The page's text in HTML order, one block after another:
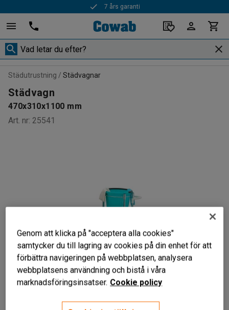
7 års garanti
Städutrustning Städvagnar
Städvagn
470x310x1100 mm
Art. nr: 25541
Genom att klicka på "acceptera alla cookies"
samtycker du till lagring av cookies på din enhet för att
förbättra navigeringen på webbplatsen, analysera
webbplatsens användning och bistå i våra
marknadsföringsinsatser. Cookie policy